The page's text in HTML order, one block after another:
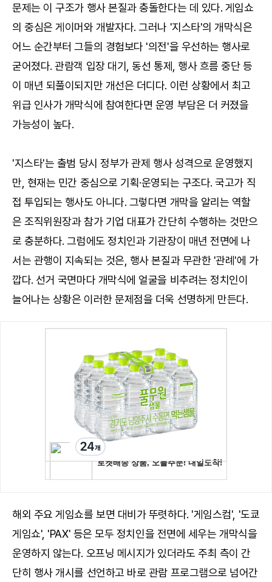
문제는 이 구조가 행사 본질과 충돌한다는 데 있다. 게임쇼
의 중심은 게이머와 개발자다. 그러나 '지스타'의 개막식은
어느 순간부터 그들의 경험보다 '의전'을 우선하는 행사로
굳어졌다. 관람객 입장 대기, 동선 통제, 행사 흐름 중단 등
이 매년 되풀이되지만 개선은 더디다. 이런 상황에서 최고
위급 인사가 개막식에 참여한다면 운영 부담은 더 커졌을
가능성이 높다.
'지스타'는 출범 당시 정부가 관제 행사 성격으로 운영했지
만, 현재는 민간 중심으로 기획·운영되는 구조다. 국고가 직
접 투입되는 행사도 아니다. 그렇다면 개막을 알리는 역할
은 조직위원장과 참가 기업 대표가 간단히 수행하는 것만으
로 충분하다. 그럼에도 정치인과 기관장이 매년 전면에 나
서는 관행이 지속되는 것은, 행사 본질과 무관한 '관례'에 가
깝다. 선거 국면마다 개막식에 얼굴을 비추려는 정치인이
늘어나는 상황은 이러한 문제점을 더욱 선명하게 만든다.
해외 주요 게임쇼를 보면 대비가 뚜렷하다. '게임스컴', '도쿄
게임쇼', 'PAX' 등은 모두 정치인을 전면에 세우는 개막식을
운영하지 않는다. 오프닝 메시지가 있더라도 주최 측이 간
단히 행사 개시를 선언하고 바로 관람 프로그램으로 넘어간